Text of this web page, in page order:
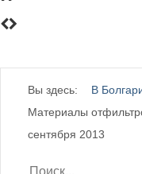
Вы здесь: В
Материалы
сентября 2013